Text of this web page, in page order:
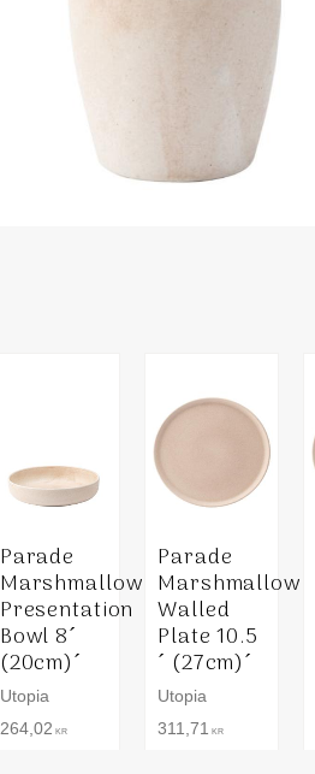
Parade
Marshmallow
Presentation
Bowl 8´
(20cm)´
Utopia
264,02 KR
Parade
Marshmallow
Walled
Plate 10.5
´ (27cm)´
Utopia
311,71
KR